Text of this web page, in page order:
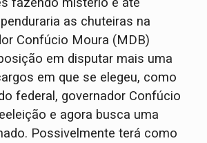
as chuteiras na
Confúcio Moura (MDB)
em disputar mais uma
em que se elegeu, como
federal, governador Confúcio
e agora busca uma
Possivelmente terá como